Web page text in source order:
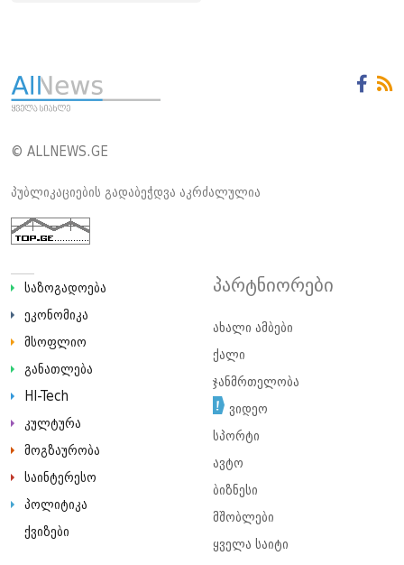
© ALLNEWS.GE
პუბლიკაციების გადაბეჭდვა აკრძალულია
საზოგადოება
ეკონომიკა
მსოფლიო
განათლება
HI-Tech
კულტურა
მოგზაურობა
საინტერესო
პოლიტიკა
ქვიზები
პარტნიორები
ახალი ამბები
ქალი
ჯანმრთელობა
ვიდეო
სპორტი
ავტო
ბიზნესი
მშობლები
ყველა საიტი